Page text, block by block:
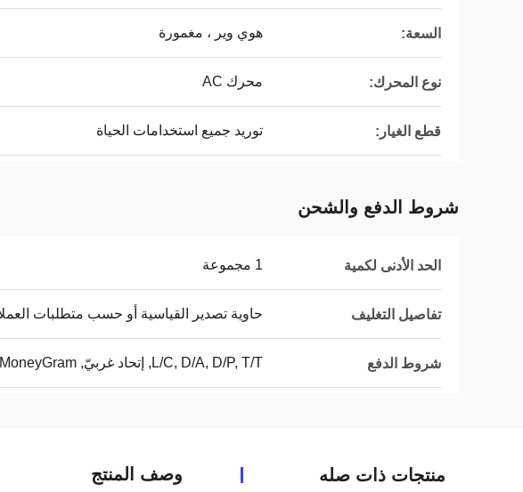
السعة: هوي وير ، مغمورة
نوع المحرك: محرك AC
قطع الغيار: توريد جميع استخدامات الحياة
شروط الدفع والشحن
الحد الأدنى لكمية 1 مجموعة
تفاصيل التغليف حاوية تصدير القياسية أو حسب متطلبات
شروط الدفع L/C, D/A, D/P, T/T, إتحاد غربيّ, MoneyGram
منتجات ذات صله وصف المنتج